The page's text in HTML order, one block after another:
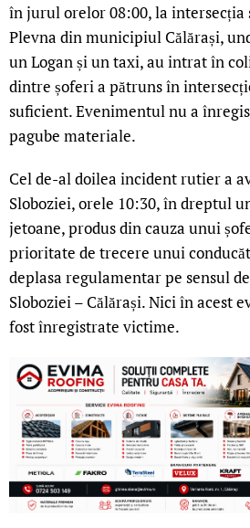
în jurul orelor 08:00, la intersecția
Plevna din municipiul Călărași,
un Logan și un taxi, au intrat în
dintre șoferi a pătruns în
suficient. Evenimentul nu a
pagube materiale.
Cel de-al doilea incident rutier a
Sloboziei, orele 10:30, în dreptul
jetoane, produs din cauza unui
prioritate de trecere unui
deplasa regulamentar pe sensul
Sloboziei – Călărași. Nici în acest
fost înregistrate victime.